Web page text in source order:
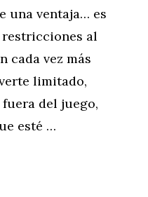
una ventaja… es
restricciones al
cada vez más
limitado,
del juego,
esté …